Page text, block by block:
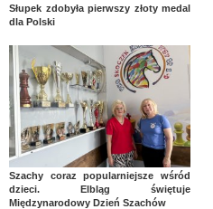
Słupek zdobyła pierwszy złoty medal
dla Polski
Szachy coraz popularniejsze wśród
dzieci. Elbląg świętuje
Międzynarodowy Dzień Szachów